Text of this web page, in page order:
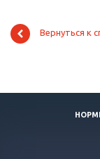
Вернуться к